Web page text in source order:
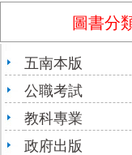
圖書分
五南本版
公職考試
教科專業
政府出版